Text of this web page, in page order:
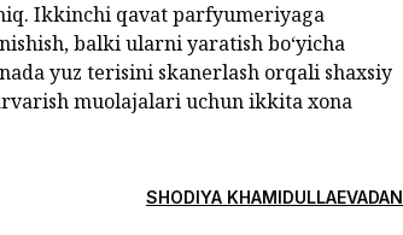
Ikkinchi qavat parfyumeriyaga
balki ularni yaratish bo‘yicha
yuz terisini skanerlash orqali shaxsiy
muolajalari uchun ikkita xona
SHODIYA KHAMIDULLAEVADAN